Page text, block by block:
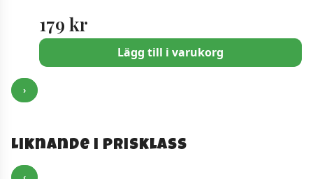
179 kr
Lägg till i varukorg
›
Liknande i prisklass